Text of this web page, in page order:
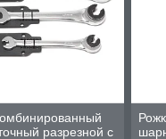
разрезной с